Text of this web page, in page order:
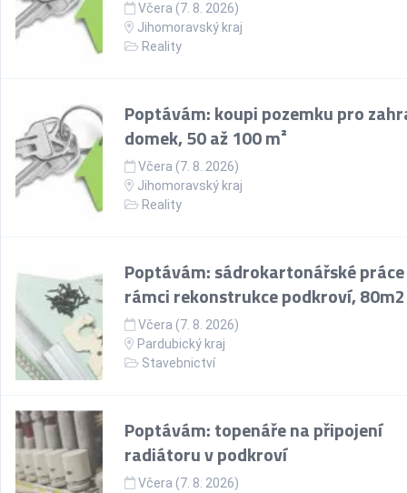
Včera (7. 8. 2026)
Jihomoravský kraj
Reality
Poptávám: koupi pozemku pro
domek, 50 až 100 m²
Včera (7. 8. 2026)
Jihomoravský kraj
Reality
Poptávám: sádrokartonářské
rámci rekonstrukce podkroví, 80m2
Včera (7. 8. 2026)
Pardubický kraj
Stavebnictví
Poptávám: topenáře na připojení
radiátoru v podkroví
Včera (7. 8. 2026)